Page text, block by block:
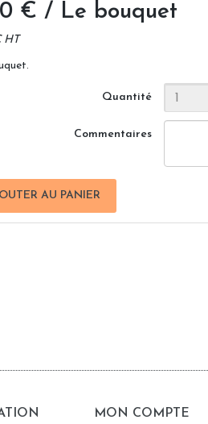
€ / Le bouquet
HT
Quantité
Commentaires
AU PANIER
MON COMPTE